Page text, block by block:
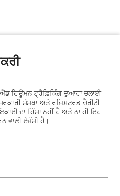
ਹਿਊਮਨ ਟ੍ਰੈਫ਼ਿਕਿੰਗ ਦੁਆਰਾ ਚਲਾਈ
ਸੰਸਥਾ ਅਤੇ ਰਜਿਸਟਰਡ ਚੈਰੀਟੀ
ਦਾ ਹਿੱਸਾ ਨਹੀਂ ਹੈ ਅਤੇ ਨਾ ਹੀ ਇਹ
ਵਾਲੀ ਏਜੰਸੀ ਹੈ।